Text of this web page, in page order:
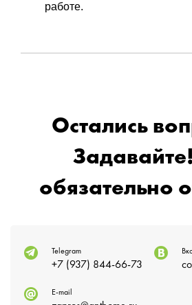
работе.
Остались
обязательно
Telegram
+7 (937) 844-66-73
E-mail